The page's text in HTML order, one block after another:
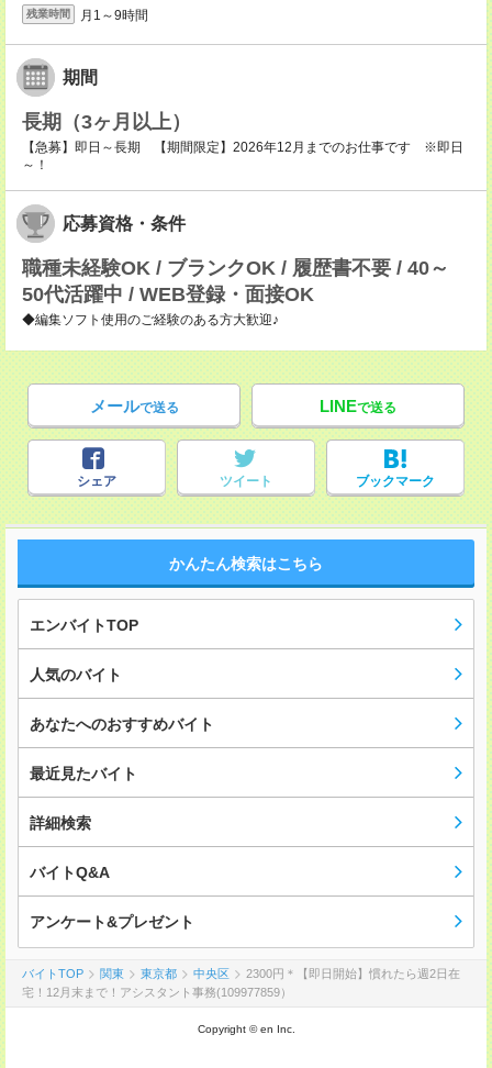
残業時間 月1～9時間
期間
長期（3ヶ月以上）
【急募】即日～長期 【期間限定】2026年12月までのお仕事です ※即日
～！
応募資格・条件
職種未経験OK / ブランクOK / 履歴書不要 / 40～
50代活躍中 / WEB登録・面接OK
◆編集ソフト使用のご経験のある方大歓迎♪
メールで送る LINEで送る
シェア ツイート ブックマーク
かんたん検索はこちら
エンバイトTOP
人気のバイト
あなたへのおすすめバイト
最近見たバイト
詳細検索
バイトQ&A
アンケート&プレゼント
バイトTOP 関東 東京都 中央区
2300円＊【即日開始】慣れたら週2日在
宅！12月末まで！アシスタント事務(109977859）
Copyright © en Inc.